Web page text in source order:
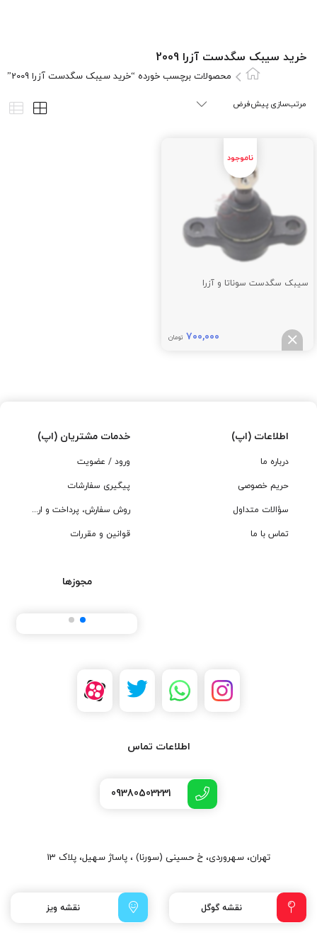
خرید سیبک سگدست آزرا 2009
محصولات برچسب خورده “خرید سیبک سگدست آزرا 2009”
سیبک سگدست سوناتا و آزرا
۷۰۰,۰۰۰ تومان
اطلاعات (اپ)
درباره ما
حریم خصوصی
سؤالات متداول
تماس با ما
خدمات مشتریان (اپ)
ورود / عضویت
پیگیری سفارشات
روش سفارش، پرداخت و ارسال
قوانین و مقررات
مجوزها
اطلاعات تماس
09380503231
تهران، سهروردی، خ حسینی (سورنا) ، پاساژ سهیل، پلاک 13
نقشه گوگل نقشه ویز